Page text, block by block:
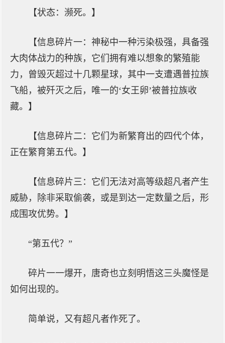
【状态：濒死。】
【信息碎片一：神秘中一种污染极强，具备强
大肉体战力的种族，它们拥有难以想象的繁殖能
力，曾毁灭超过十几颗星球，其中一支遭遇普拉族
飞船，被歼灭之后，唯一的‘女王卵’被普拉族收
藏。】
【信息碎片二：它们为新繁育出的四代个体，
正在繁育第五代。】
【信息碎片三：它们无法对高等级超凡者产生
威胁，除非采取偷袭，或是到达一定数量之后，形
成围攻优势。】
“第五代？”
碎片一一爆开，唐奇也立刻明悟这三头魔怪是
如何出现的。
简单说，又有超凡者作死了。